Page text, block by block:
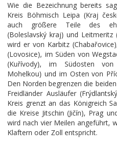
Wie die Bezeichnung bereits
Kreis Böhmisch Leipa (Kraj
auch größere Teile des
(Boleslavský kraj) und
wird er von Karbitz
(Lovosice), im Süden von
(Kuřívody), im Südosten
Mohelkou) und im Osten von
Den Norden begrenzen die
Freidländer Ausläufer
Kreis grenzt an das Königreich
die Kreise Jitschin (Jičín), Prag
wird nach vier Meilen angeführt,
Klaftern oder Zoll entspricht.